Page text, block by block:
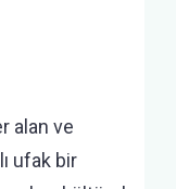
alan ve
ufak bir